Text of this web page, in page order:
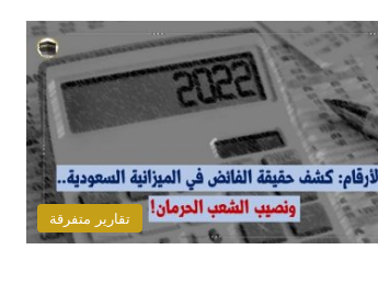
تقارير متفرقة